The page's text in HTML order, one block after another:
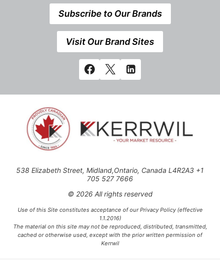
Subscribe to Our Brands
Visit Our Brand Sites
538 Elizabeth Street, Midland,Ontario, Canada L4R2A3 +1
705 527 7666
© 2026 All rights reserved
Use of this Site constitutes acceptance of our Privacy Policy (effective
1.1.2016)
The material on this site may not be reproduced, distributed, transmitted,
cached or otherwise used, except with the prior written permission of
Kerrwil